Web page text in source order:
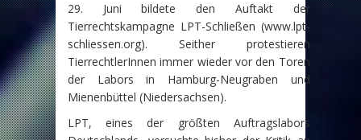
29. Juni bildete den Auftakt der
Tierrechtskampagne LPT-Schließen (www.lpt-
schliessen.org). Seither protestieren
TierrechtlerInnen immer wieder vor den Toren
der Labors in Hamburg-Neugraben und
Mienenbüttel (Niedersachsen).
LPT, eines der größten Auftragslabors